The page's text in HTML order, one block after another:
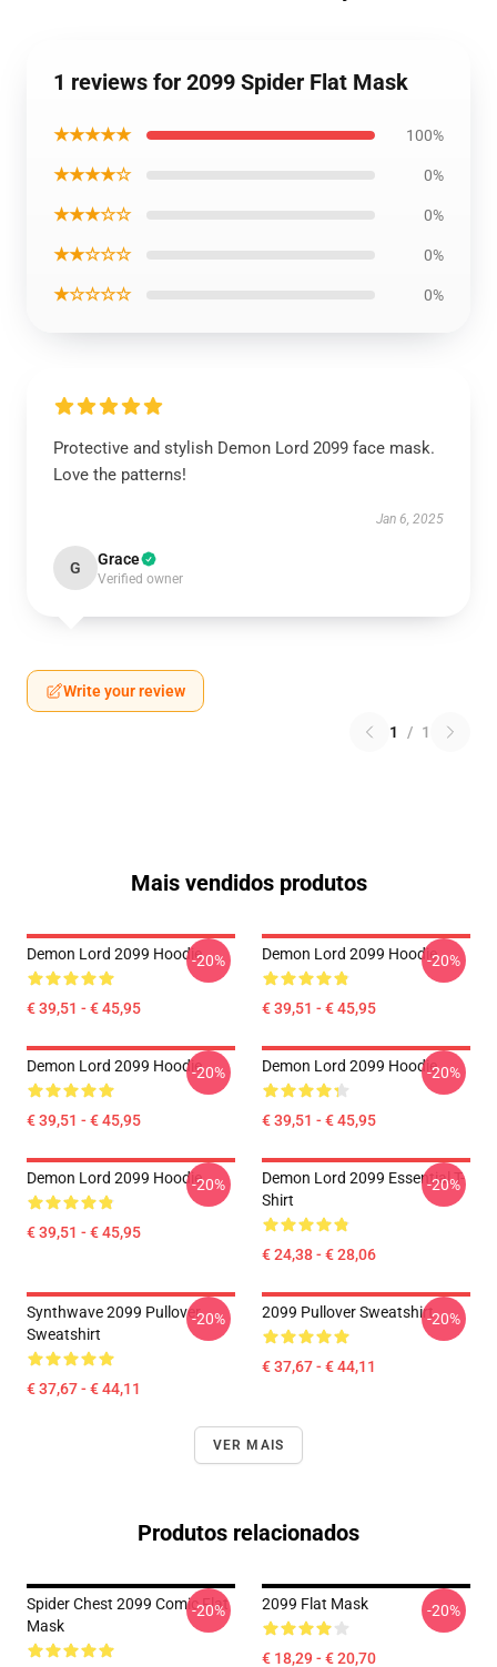
1 reviews for 2099 Spider Flat Mask
★★★★★ 100%
★★★★☆ 0%
★★★☆☆ 0%
★★☆☆☆ 0%
★☆☆☆☆ 0%
Protective and stylish Demon Lord 2099 face mask.
Love the patterns!
Jan 6, 2025
G Grace
Verified owner
Write your review
1 / 1
Mais vendidos produtos
Demon Lord 2099 Hoodie
€ 39,51 - € 45,95
-20% Demon Lord 2099 Hoodie
€ 39,51 - € 45,95
-20%
Demon Lord 2099 Hoodie
€ 39,51 - € 45,95
-20% Demon Lord 2099 Hoodie
€ 39,51 - € 45,95
-20%
Demon Lord 2099 Hoodie
€ 39,51 - € 45,95
-20%
Demon Lord 2099 Essential T-
Shirt
€ 24,38 - € 28,06
-20%
Synthwave 2099 Pullover
Sweatshirt
€ 37,67 - € 44,11
-20% 2099 Pullover Sweatshirt
€ 37,67 - € 44,11
-20%
VER MAIS
Produtos relacionados
Spider Chest 2099 Comic Flat
Mask
-20% 2099 Flat Mask
€ 18,29 - € 20,70
-20%